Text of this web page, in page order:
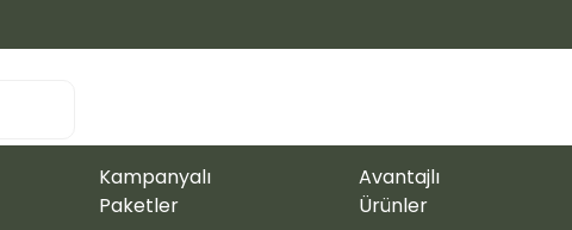
Kampanyalı
Paketler
Avantajlı
Ürünler